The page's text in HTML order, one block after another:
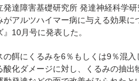
発達障害基礎研究所 発達神経科学
がアルツハイマー病に与える効果
10月号に発表した。
の餌にくるみを6％もしくは9％混
酸化ダメージに対し、くるみの抽